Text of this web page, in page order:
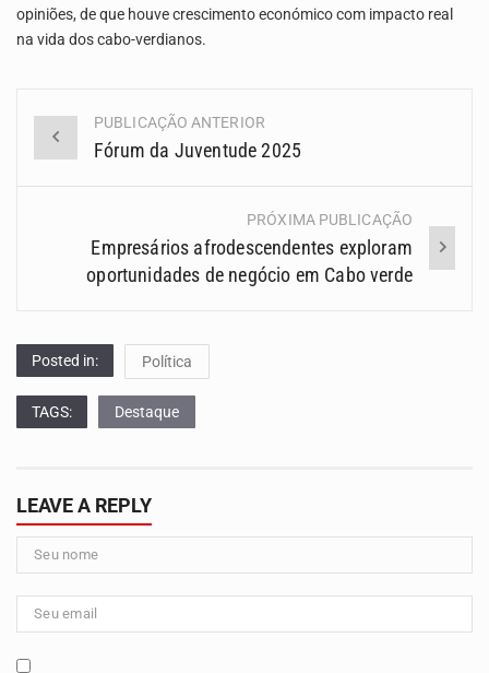
opiniões, de que houve crescimento económico com impacto real
na vida dos cabo-verdianos.
Navegação
PUBLICAÇÃO ANTERIOR
Fórum da Juventude 2025
PRÓXIMA PUBLICAÇÃO
Empresários afrodescendentes exploram
oportunidades de negócio em Cabo verde
Posted in: Política
TAGS: Destaque
LEAVE A REPLY